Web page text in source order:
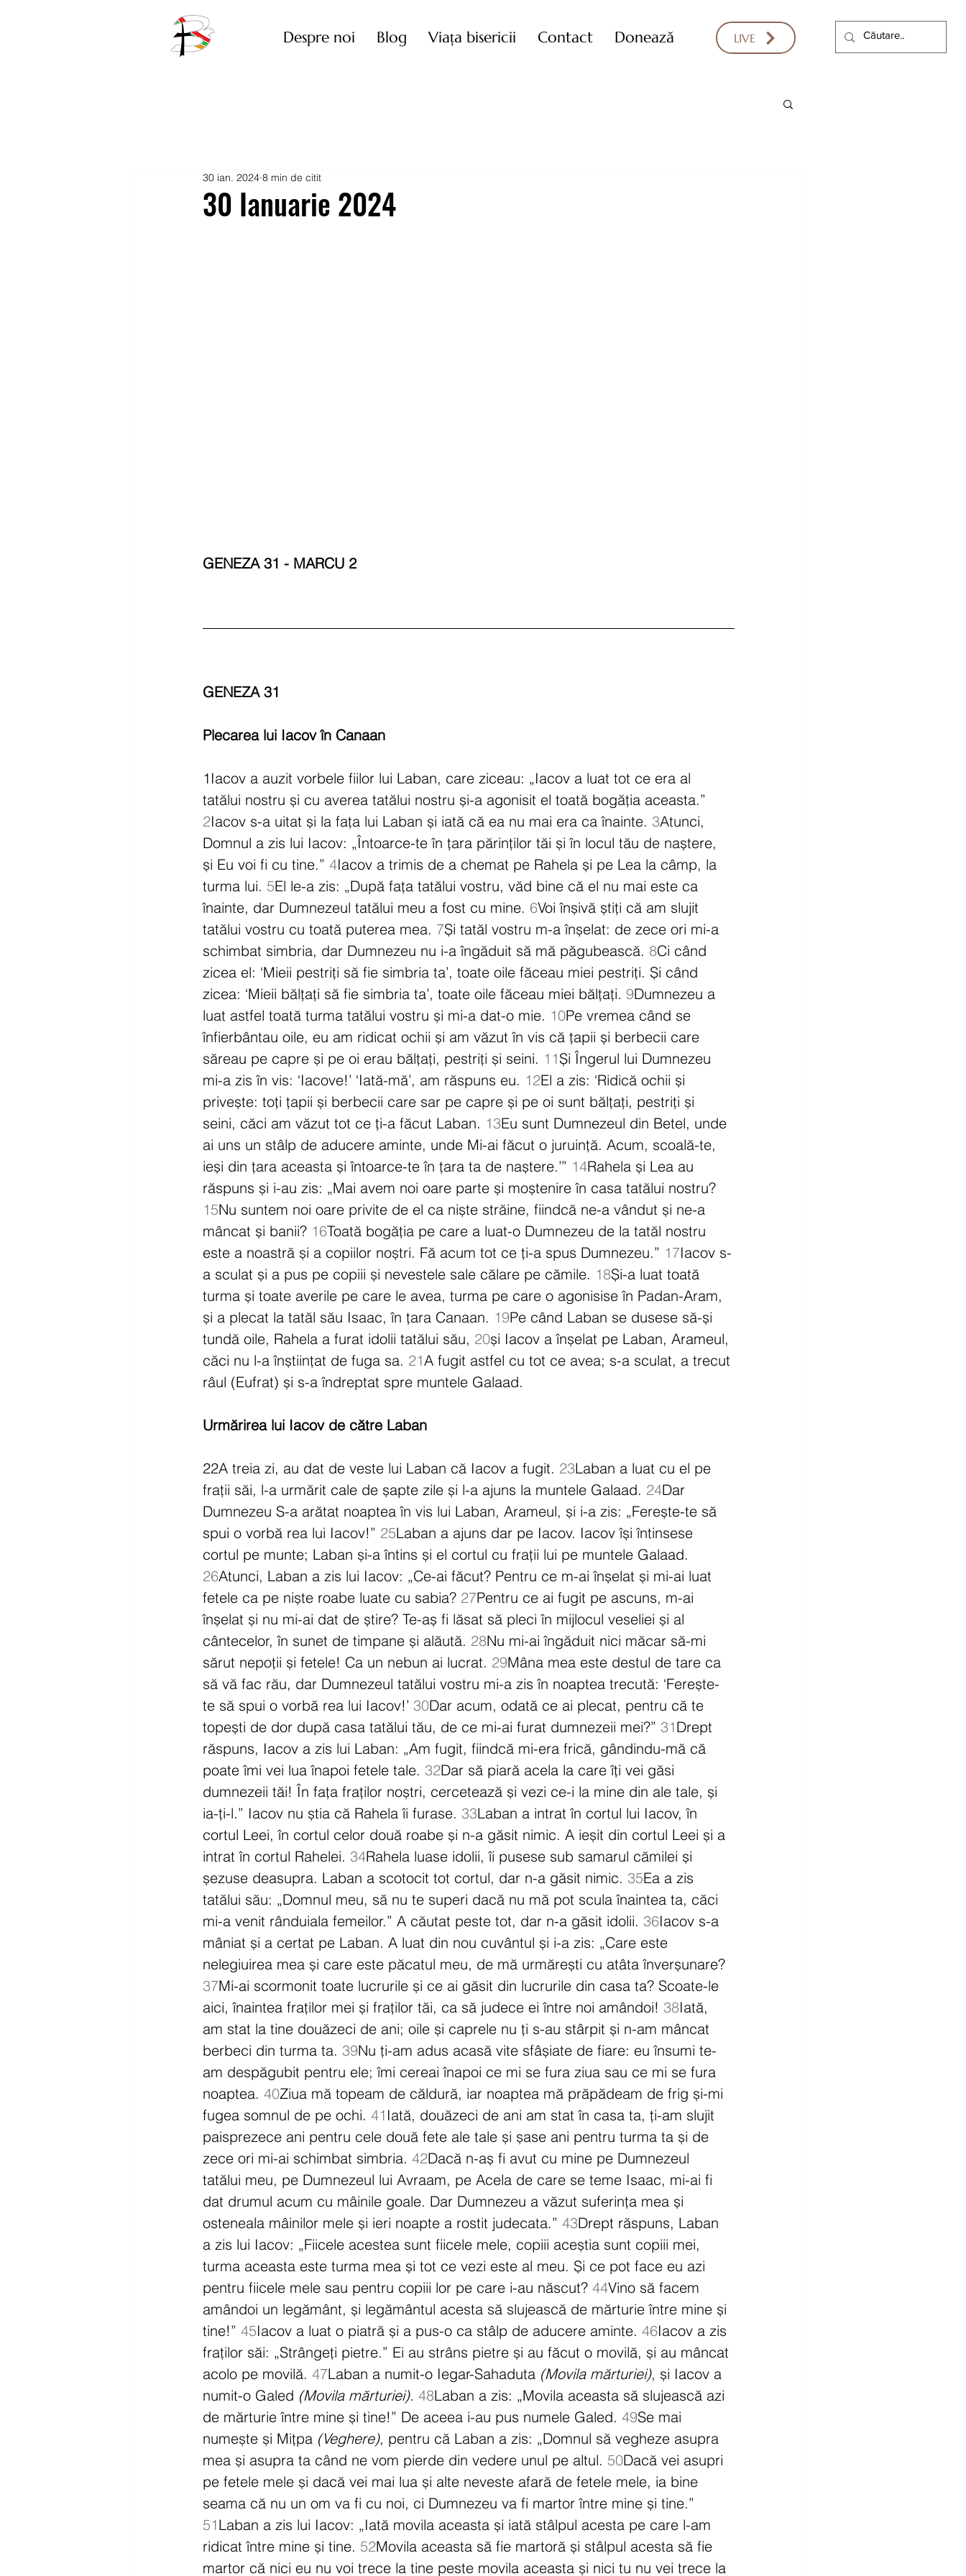
Despre noi Blog Viața bisericii Contact Donează LIVE
30 Ianuarie 2024
30 ian. 2024 8 min de citit
GENEZA 31 - MARCU 2
GENEZA 31
Plecarea lui Iacov în Canaan
1Iacov a auzit vorbele fiilor lui Laban, care ziceau: „Iacov a luat tot ce era al
tatălui nostru și cu averea tatălui nostru și-a agonisit el toată bogăția aceasta.”
2Iacov s-a uitat și la fața lui Laban și iată că ea nu mai era ca înainte. 3Atunci,
Domnul a zis lui Iacov: „Întoarce-te în țara părinților tăi și în locul tău de naștere,
și Eu voi fi cu tine.” 4Iacov a trimis de a chemat pe Rahela și pe Lea la câmp, la
turma lui. 5El le-a zis: „După fața tatălui vostru, văd bine că el nu mai este ca
înainte, dar Dumnezeul tatălui meu a fost cu mine. 6Voi înșivă știți că am slujit
tatălui vostru cu toată puterea mea. 7Și tatăl vostru m-a înșelat: de zece ori mi-a
schimbat simbria, dar Dumnezeu nu i-a îngăduit să mă păgubească. 8Ci când
zicea el: ‘Mieii pestriți să fie simbria ta’, toate oile făceau miei pestriți. Și când
zicea: ‘Mieii bălțați să fie simbria ta’, toate oile făceau miei bălțați. 9Dumnezeu a
luat astfel toată turma tatălui vostru și mi-a dat-o mie. 10Pe vremea când se
înfierbântau oile, eu am ridicat ochii și am văzut în vis că țapii și berbecii care
săreau pe capre și pe oi erau bălțați, pestriți și seini. 11Și Îngerul lui Dumnezeu
mi-a zis în vis: ‘Iacove!’ ‘Iată-mă’, am răspuns eu. 12El a zis: ‘Ridică ochii și
privește: toți țapii și berbecii care sar pe capre și pe oi sunt bălțați, pestriți și
seini, căci am văzut tot ce ți-a făcut Laban. 13Eu sunt Dumnezeul din Betel, unde
ai uns un stâlp de aducere aminte, unde Mi-ai făcut o juruință. Acum, scoală-te,
ieși din țara aceasta și întoarce-te în țara ta de naștere.’” 14Rahela și Lea au
răspuns și i-au zis: „Mai avem noi oare parte și moștenire în casa tatălui nostru?
15Nu suntem noi oare privite de el ca niște străine, fiindcă ne-a vândut și ne-a
mâncat și banii? 16Toată bogăția pe care a luat-o Dumnezeu de la tatăl nostru
este a noastră și a copiilor noștri. Fă acum tot ce ți-a spus Dumnezeu.” 17Iacov s-
a sculat și a pus pe copiii și nevestele sale călare pe cămile. 18Și-a luat toată
turma și toate averile pe care le avea, turma pe care o agonisise în Padan-Aram,
și a plecat la tatăl său Isaac, în țara Canaan. 19Pe când Laban se dusese să-și
tundă oile, Rahela a furat idolii tatălui său, 20și Iacov a înșelat pe Laban, Arameul,
căci nu l-a înștiințat de fuga sa. 21A fugit astfel cu tot ce avea; s-a sculat, a trecut
râul (Eufrat) și s-a îndreptat spre muntele Galaad.
Urmărirea lui Iacov de către Laban
22A treia zi, au dat de veste lui Laban că Iacov a fugit. 23Laban a luat cu el pe
frații săi, l-a urmărit cale de șapte zile și l-a ajuns la muntele Galaad. 24Dar
Dumnezeu S-a arătat noaptea în vis lui Laban, Arameul, și i-a zis: „Ferește-te să
spui o vorbă rea lui Iacov!” 25Laban a ajuns dar pe Iacov. Iacov își întinsese
cortul pe munte; Laban și-a întins și el cortul cu frații lui pe muntele Galaad.
26Atunci, Laban a zis lui Iacov: „Ce-ai făcut? Pentru ce m-ai înșelat și mi-ai luat
fetele ca pe niște roabe luate cu sabia? 27Pentru ce ai fugit pe ascuns, m-ai
înșelat și nu mi-ai dat de știre? Te-aș fi lăsat să pleci în mijlocul veseliei și al
cântecelor, în sunet de timpane și alăută. 28Nu mi-ai îngăduit nici măcar să-mi
sărut nepoții și fetele! Ca un nebun ai lucrat. 29Mâna mea este destul de tare ca
să vă fac rău, dar Dumnezeul tatălui vostru mi-a zis în noaptea trecută: ‘Ferește-
te să spui o vorbă rea lui Iacov!’ 30Dar acum, odată ce ai plecat, pentru că te
topești de dor după casa tatălui tău, de ce mi-ai furat dumnezeii mei?” 31Drept
răspuns, Iacov a zis lui Laban: „Am fugit, fiindcă mi-era frică, gândindu-mă că
poate îmi vei lua înapoi fetele tale. 32Dar să piară acela la care îți vei găsi
dumnezeii tăi! În fața fraților noștri, cercetează și vezi ce-i la mine din ale tale, și
ia-ți-l.” Iacov nu știa că Rahela îi furase. 33Laban a intrat în cortul lui Iacov, în
cortul Leei, în cortul celor două roabe și n-a găsit nimic. A ieșit din cortul Leei și a
intrat în cortul Rahelei. 34Rahela luase idolii, îi pusese sub samarul cămilei și
șezuse deasupra. Laban a scotocit tot cortul, dar n-a găsit nimic. 35Ea a zis
tatălui său: „Domnul meu, să nu te superi dacă nu mă pot scula înaintea ta, căci
mi-a venit rânduiala femeilor.” A căutat peste tot, dar n-a găsit idolii. 36Iacov s-a
mâniat și a certat pe Laban. A luat din nou cuvântul și i-a zis: „Care este
nelegiuirea mea și care este păcatul meu, de mă urmărești cu atâta înverșunare?
37Mi-ai scormonit toate lucrurile și ce ai găsit din lucrurile din casa ta? Scoate-le
aici, înaintea fraților mei și fraților tăi, ca să judece ei între noi amândoi! 38Iată,
am stat la tine douăzeci de ani; oile și caprele nu ți s-au stârpit și n-am mâncat
berbeci din turma ta. 39Nu ți-am adus acasă vite sfâșiate de fiare: eu însumi te-
am despăgubit pentru ele; îmi cereai înapoi ce mi se fura ziua sau ce mi se fura
noaptea. 40Ziua mă topeam de căldură, iar noaptea mă prăpădeam de frig și-mi
fugea somnul de pe ochi. 41 Iată, douăzeci de ani am stat în casa ta, ți-am slujit
paisprezece ani pentru cele două fete ale tale și șase ani pentru turma ta și de
zece ori mi-ai schimbat simbria. 42Dacă n-aș fi avut cu mine pe Dumnezeul
tatălui meu, pe Dumnezeul lui Avraam, pe Acela de care se teme Isaac, mi-ai fi
dat drumul acum cu mâinile goale. Dar Dumnezeu a văzut suferința mea și
osteneala mâinilor mele și ieri noapte a rostit judecata.” 43Drept răspuns, Laban
a zis lui Iacov: „Fiicele acestea sunt fiicele mele, copiii aceștia sunt copiii mei,
turma aceasta este turma mea și tot ce vezi este al meu. Și ce pot face eu azi
pentru fiicele mele sau pentru copiii lor pe care i-au născut? 44Vino să facem
amândoi un legământ, și legământul acesta să slujească de mărturie între mine și
tine!” 45Iacov a luat o piatră și a pus-o ca stâlp de aducere aminte. 46Iacov a zis
fraților săi: „Strângeți pietre.” Ei au strâns pietre și au făcut o movilă, și au mâncat
acolo pe movilă. 47Laban a numit-o Iegar-Sahaduta (Movila mărturiei), și Iacov a
numit-o Galed (Movila mărturiei). 48Laban a zis: „Movila aceasta să slujească azi
de mărturie între mine și tine!” De aceea i-au pus numele Galed. 49Se mai
numește și Mițpa (Veghere), pentru că Laban a zis: „Domnul să vegheze asupra
mea și asupra ta când ne vom pierde din vedere unul pe altul. 50Dacă vei asupri
pe fetele mele și dacă vei mai lua și alte neveste afară de fetele mele, ia bine
seama că nu un om va fi cu noi, ci Dumnezeu va fi martor între mine și tine.”
51Laban a zis lui Iacov: „Iată movila aceasta și iată stâlpul acesta pe care l-am
ridicat între mine și tine. 52Movila aceasta să fie martoră și stâlpul acesta să fie
martor că nici eu nu voi trece la tine peste movila aceasta și nici tu nu vei trece la